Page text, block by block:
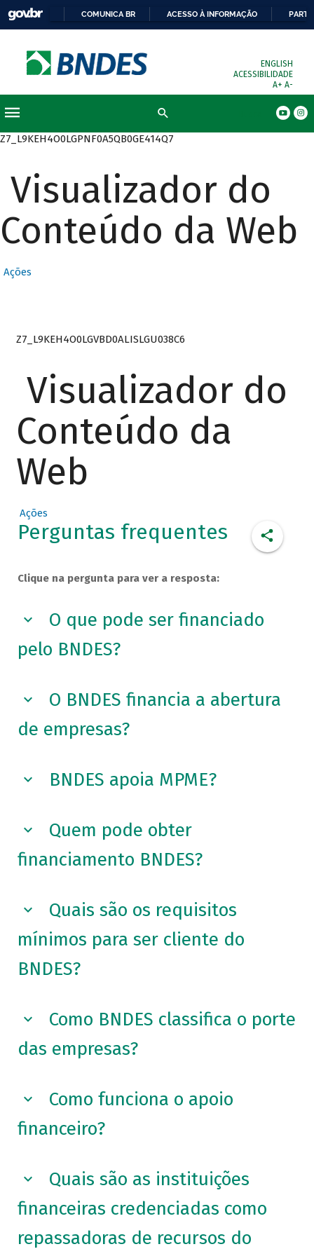
COMUNICA BR ACESSO À INFORMAÇÃO
ENGLISH
ACESSIBILIDADE
A+ A-
Z7_L9KEH4O0LGPNF0A5QB0GE414Q7
Visualizador do
Conteúdo da Web
Ações
Z7_L9KEH4O0LGVBD0ALISLGU038C6
Visualizador do
Conteúdo da
Web
Ações
Perguntas frequentes
Clique na pergunta para ver a resposta:
O que pode ser financiado
pelo BNDES?
O BNDES financia a abertura
de empresas?
BNDES apoia MPME?
Quem pode obter
financiamento BNDES?
Quais são os requisitos
mínimos para ser cliente do
BNDES?
Como BNDES classifica o porte
das empresas?
Como funciona o apoio
financeiro?
Quais são as instituições
financeiras credenciadas como
repassadoras de recursos do